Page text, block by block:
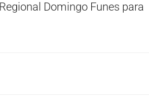
Domingo Funes para